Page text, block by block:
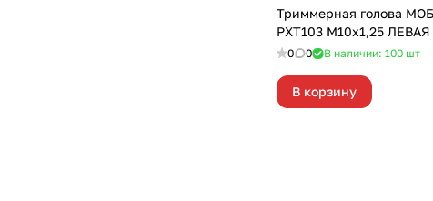
Триммерная голова
РХТ103 М10х1,25 ЛЕВАЯ
0 0 В наличии: 100 шт
В корзину